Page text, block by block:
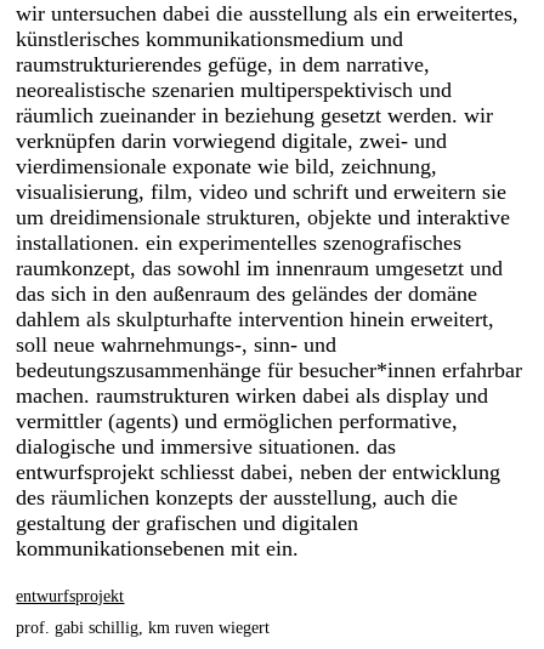
wir untersuchen dabei die ausstellung als ein erweitertes,
künstlerisches kommunikations­medium und
raumstrukturierendes gefüge, in dem narrative,
neorealistische szenarien multiperspektivisch und
räumlich zueinander in beziehung gesetzt werden. wir
verknüpfen darin vorwiegend digitale, zwei- und
vierdimensionale exponate wie bild, zeichnung,
visualisierung, film, video und schrift und erweitern sie
um dreidimensionale strukturen, objekte und interaktive
installationen. ein experimentelles szenografisches
raumkonzept, das sowohl im innenraum umgesetzt und
das sich in den außenraum des geländes der domäne
dahlem als skulpturhafte intervention hinein erweitert,
soll neue wahrnehmungs-, sinn- und
bedeutungszusammenhänge für besucher*innen erfahrbar
machen. raumstrukturen wirken dabei als display und
vermittler (agents) und ermöglichen performative,
dialogische und immersive situationen. das
entwurfsprojekt schliesst dabei, neben der entwicklung
des räumlichen konzepts der ausstellung, auch die
gestaltung der grafischen und digitalen
kommunikationsebenen mit ein.
entwurfsprojekt
prof. gabi schillig, km ruven wiegert